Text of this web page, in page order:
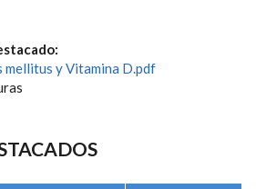
mellitus y Vitamina D.pdf